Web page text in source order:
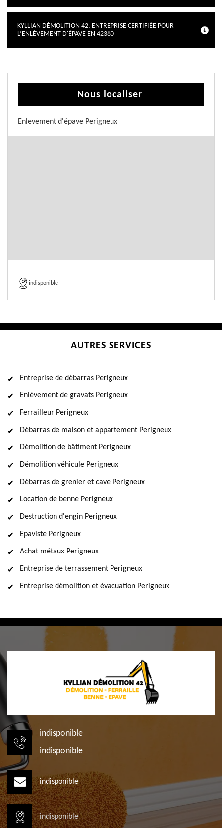
KYLLIAN DÉMOLITION 42, ENTREPRISE CERTIFIÉE POUR
L’ENLÈVEMENT D'ÉPAVE EN 42380
Nous localiser
Enlevement d'épave Perigneux
indisponible
AUTRES SERVICES
Entreprise de débarras Perigneux
Enlèvement de gravats Perigneux
Ferrailleur Perigneux
Débarras de maison et appartement Perigneux
Démolition de bâtiment Perigneux
Démolition véhicule Perigneux
Débarras de grenier et cave Perigneux
Location de benne Perigneux
Destruction d'engin Perigneux
Epaviste Perigneux
Achat métaux Perigneux
Entreprise de terrassement Perigneux
Entreprise démolition et évacuation Perigneux
indisponible
indisponible
indisponible
indisponible